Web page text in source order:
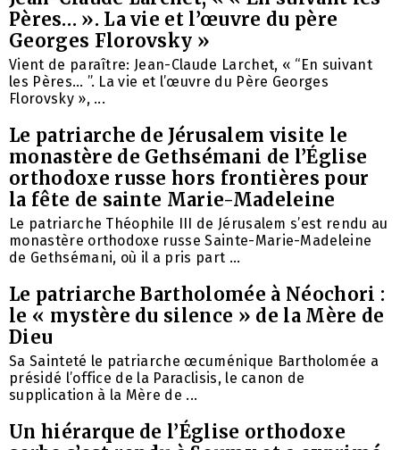
Pères… ». La vie et l’œuvre du père
Georges Florovsky »
Vient de paraître: Jean-Claude Larchet, « “En suivant
les Pères… ”. La vie et l’œuvre du Père Georges
Florovsky », ...
Le patriarche de Jérusalem visite le
monastère de Gethsémani de l’Église
orthodoxe russe hors frontières pour
la fête de sainte Marie-Madeleine
Le patriarche Théophile III de Jérusalem s’est rendu au
monastère orthodoxe russe Sainte-Marie-Madeleine
de Gethsémani, où il a pris part ...
Le patriarche Bartholomée à Néochori :
le « mystère du silence » de la Mère de
Dieu
Sa Sainteté le patriarche œcuménique Bartholomée a
présidé l’office de la Paraclisis, le canon de
supplication à la Mère de ...
Un hiérarque de l’Église orthodoxe